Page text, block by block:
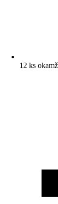
12 ks